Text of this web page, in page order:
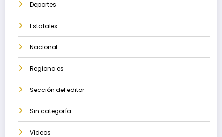
Deportes
Estatales
Nacional
Regionales
Sección del editor
Sin categoría
Videos